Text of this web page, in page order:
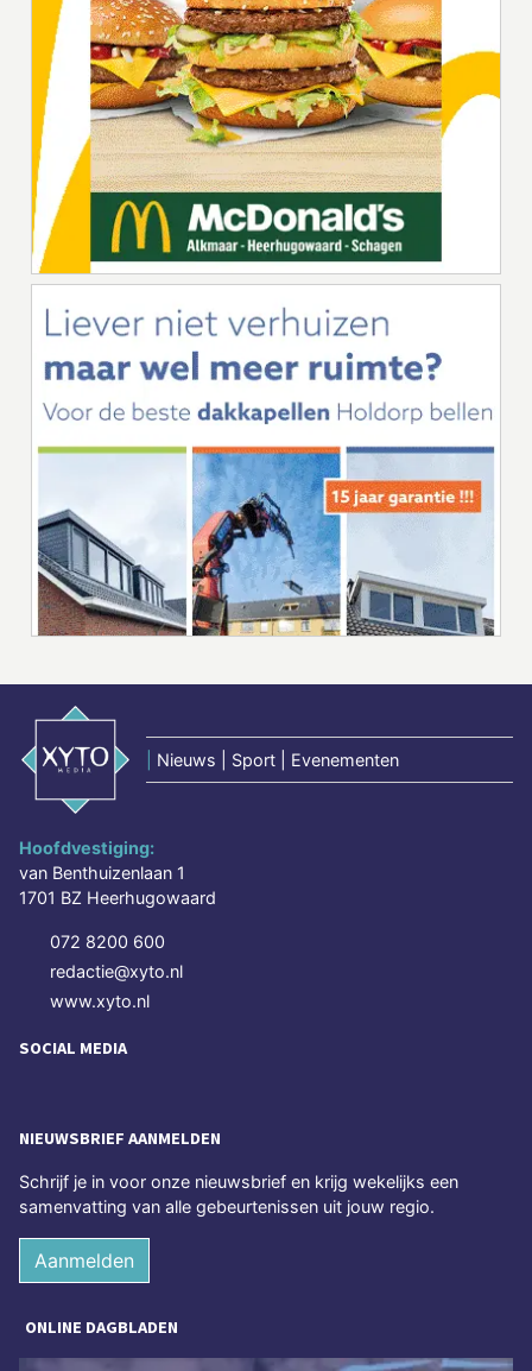
Nieuws | Sport | Evenementen
Hoofdvestiging:
van Benthuizenlaan 1
1701 BZ Heerhugowaard
072 8200 600
redactie@xyto.nl
www.xyto.nl
SOCIAL MEDIA
NIEUWSBRIEF AANMELDEN
Schrijf je in voor onze nieuwsbrief en krijg wekelijks een
samenvatting van alle gebeurtenissen uit jouw regio.
Aanmelden
ONLINE DAGBLADEN